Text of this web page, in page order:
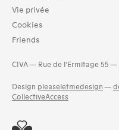
Vie privée
Cookies
Friends
CIVA — Rue de l’Ermitage 55 —
Design pleaseletmedesign —
CollectiveAccess